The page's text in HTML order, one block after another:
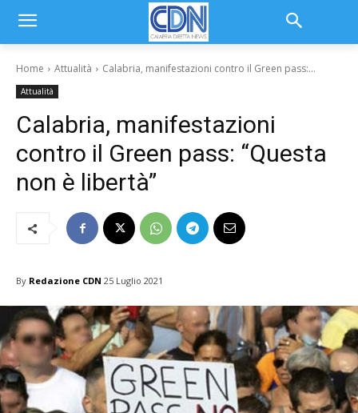
Home Attualità Calabria, manifestazioni contro il Green pass:...
Attualità
Calabria, manifestazioni
contro il Green pass: “Questa
non è libertà”
By Redazione CDN 25 Luglio 2021